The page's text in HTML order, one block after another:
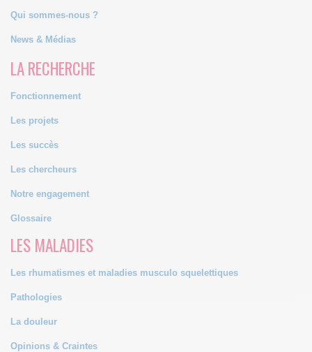
Qui sommes-nous ?
News & Médias
LA RECHERCHE
Fonctionnement
Les projets
Les succès
Les chercheurs
Notre engagement
Glossaire
LES MALADIES
Les rhumatismes et maladies musculo squelettiques
Pathologies
La douleur
Opinions & Craintes